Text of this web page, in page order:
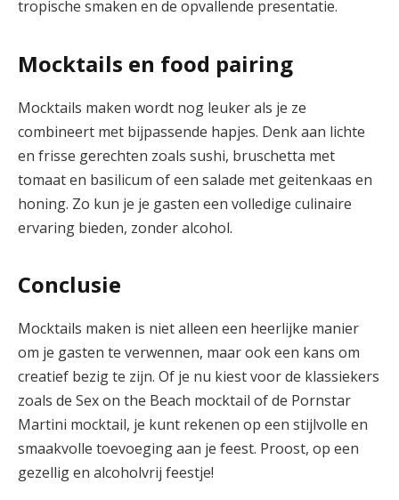
tropische smaken en de opvallende presentatie.
Mocktails en food pairing
Mocktails maken wordt nog leuker als je ze
combineert met bijpassende hapjes. Denk aan lichte
en frisse gerechten zoals sushi, bruschetta met
tomaat en basilicum of een salade met geitenkaas en
honing. Zo kun je je gasten een volledige culinaire
ervaring bieden, zonder alcohol.
Conclusie
Mocktails maken is niet alleen een heerlijke manier
om je gasten te verwennen, maar ook een kans om
creatief bezig te zijn. Of je nu kiest voor de klassiekers
zoals de Sex on the Beach mocktail of de Pornstar
Martini mocktail, je kunt rekenen op een stijlvolle en
smaakvolle toevoeging aan je feest. Proost, op een
gezellig en alcoholvrij feestje!